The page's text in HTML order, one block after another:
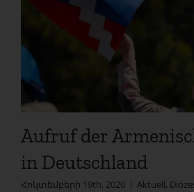
Aufruf der
in Deutschland
Հոկտեմբերի 19th, 2020 | Aktuell,